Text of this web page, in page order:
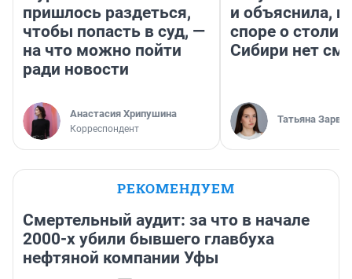
пришлось раздеться,
чтобы попасть в суд, —
на что можно пойти
ради новости
Анастасия Хрипушина
Корреспондент
и объяснила,
споре о
Сибири нет
Татьяна Зарва
РЕКОМЕНДУЕМ
Смертельный аудит: за что в начале
2000-х убили бывшего главбуха
нефтяной компании Уфы